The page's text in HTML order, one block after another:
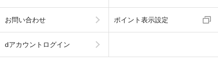
お問い合わせ ポイント表示設定
dアカウントログイン